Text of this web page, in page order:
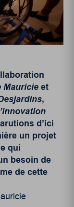
Mauricie et
,
d’ici
un projet
qui
besoin de
de cette